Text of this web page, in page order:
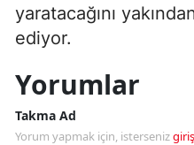
yaratacağını
ediyor.
Yorumlar
Takma Ad
Yorum yapmak için, isterseniz